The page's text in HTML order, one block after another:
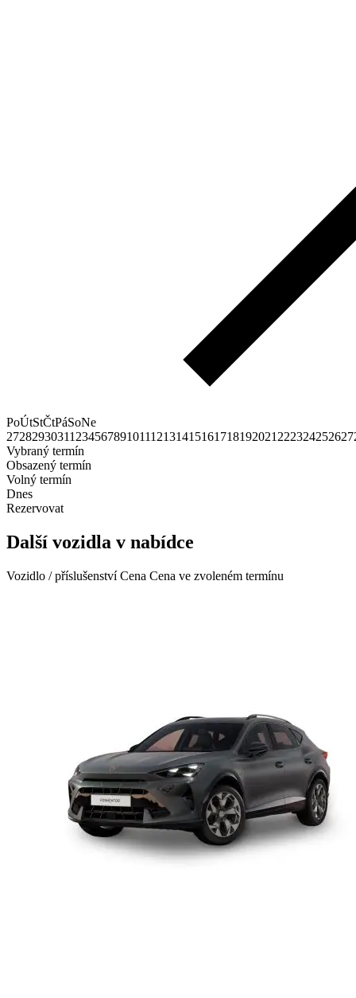
PoÚtStČtPáSoNe
2728293031123456789101112131415161718192021222324252627
Vybraný termín
Obsazený termín
Volný termín
Dnes
Rezervovat
Další vozidla v nabídce
Vozidlo / příslušenstvíCena Cena ve zvoleném termínu